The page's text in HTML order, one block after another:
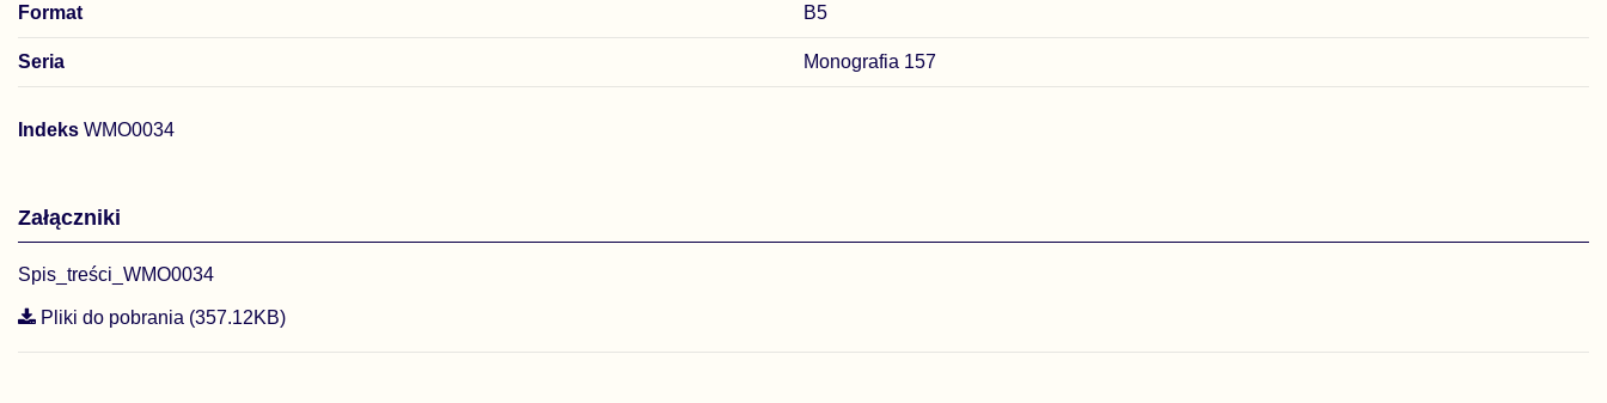
Format B5
Seria Monografia 157
Indeks WMO0034
Załączniki
Spis_treści_WMO0034
Pliki do pobrania (357.12KB)